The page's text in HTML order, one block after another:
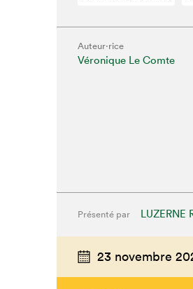
Auteur·rice
Véronique Le Comte
Présenté par LUZERNE
23 novembre